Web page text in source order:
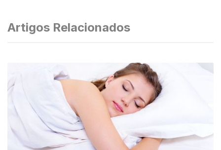
Artigos Relacionados